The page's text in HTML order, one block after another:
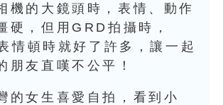
機的大鏡頭時，表情、動作
硬，但用GRD拍攝時，
情頓時就好了許多，讓一起
朋友直嘆不公平！
的女生喜愛自拍，看到小